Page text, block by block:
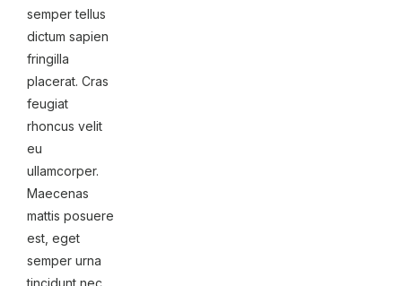
semper tellus
dictum sapien
fringilla
placerat. Cras
feugiat
rhoncus velit
eu
ullamcorper.
Maecenas
mattis posuere
est, eget
semper urna
tincidunt nec.